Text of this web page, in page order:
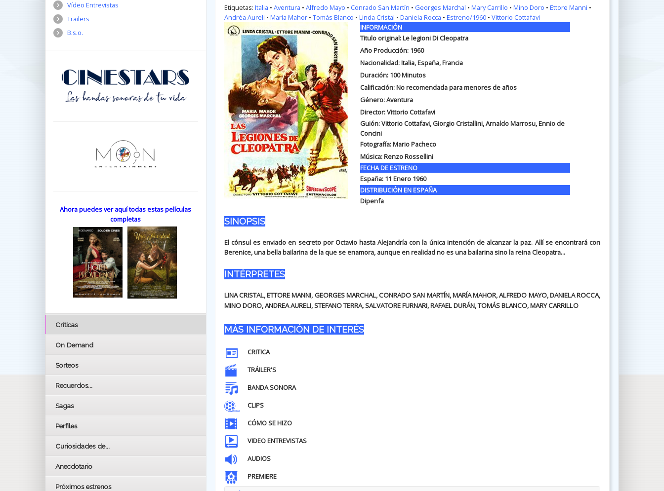
Etiquetas: Italia • Aventura • Alfredo Mayo • Conrado San Martín • Georges Marchal • Mary Carrillo • Mino Doro • Ettore Manni •
Andréa Aureli • María Mahor• Tomás Blanco • Linda Cristal • Daniela Rocca • Estreno/1960• Vittorio Cottafavi
INFORMACIÓN
Titulo original: Le legioni Di Cleopatra
Año Producción: 1960
Nacionalidad: Italia, España, Francia
Duración: 100Minutos
Calificación: No recomendada para menores de años
Género: Aventura
Director: Vittorio Cottafavi
Guión: Vittorio Cottafavi, Giorgio Cristallini, Arnaldo Marrosu, Ennio de
Concini
Fotografía: Mario Pacheco
Música: Renzo Rossellini
FECHA DE ESTRENO
España: 11 Enero 1960
DISTRIBUCIÓN EN ESPAÑA
Dipenfa
SINOPSIS
El cónsul es enviado en secreto por Octavio hasta Alejandría con la única intención de alcanzar la paz. Allí se encontrará con
Berenice, una bella bailarina de la que se enamora, aunque en realidad no es una bailarina sino la reina Cleopatra...
INTÉRPRETES
LINA CRISTAL, ETTORE MANNI, GEORGES MARCHAL, CONRADO SAN MARTÍN, MARÍA MAHOR, ALFREDO MAYO, DANIELA ROCCA,
MINO DORO, ANDREA AURELI, STEFANO TERRA, SALVATORE FURNARI, RAFAEL DURÁN, TOMÁS BLANCO, MARY CARRILLO
MÁS INFORMACIÓN DE INTERÉS
CRITICA
TRÁILER'S
BANDA SONORA
CLIPS
CÓMO SE HIZO
VIDEO ENTREVISTAS
AUDIOS
PREMIERE
Vídeo Entrevistas
Trailers
B.s.o.
Ahora puedes ver aquí todas estas películas
completas
Críticas
On Demand
Sorteos
Recuerdos...
Sagas
Perfiles
Curiosidades de...
Anecdotario
Próximos estrenos